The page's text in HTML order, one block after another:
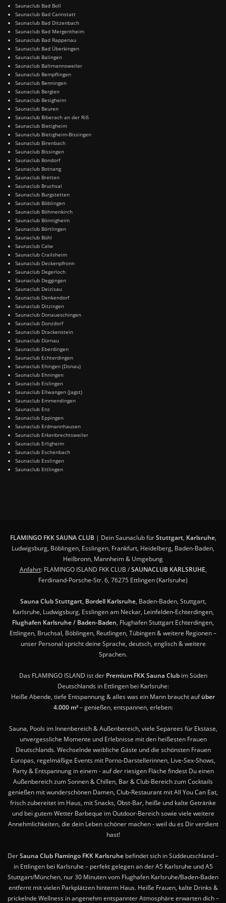
Saunaclub Bad Boll
Saunaclub Bad Cannstatt
Saunaclub Bad Ditzenbach
Saunaclub Bad Mergentheim
Saunaclub Bad Rappenau
Saunaclub Bad Überkingen
Saunaclub Balingen
Saunaclub Baltmannsweiler
Saunaclub Bempflingen
Saunaclub Benningen
Saunaclub Berglen
Saunaclub Besigheim
Saunaclub Beuren
Saunaclub Biberach an der Riß
Saunaclub Bietigheim
Saunaclub Bietigheim-Bissingen
Saunaclub Birenbach
Saunaclub Bissingen
Saunaclub Bondorf
Saunaclub Botnang
Saunaclub Bretten
Saunaclub Bruchsal
Saunaclub Burgstetten
Saunaclub Böblingen
Saunaclub Böhmenkirch
Saunaclub Bönnigheim
Saunaclub Börtlingen
Saunaclub Bühl
Saunaclub Calw
Saunaclub Crailsheim
Saunaclub Deckenpfronn
Saunaclub Degerloch
Saunaclub Deggingen
Saunaclub Deizisau
Saunaclub Denkendorf
Saunaclub Ditzingen
Saunaclub Donaueschingen
Saunaclub Donzdorf
Saunaclub Drackenstein
Saunaclub Dürnau
Saunaclub Eberdingen
Saunaclub Echterdingen
Saunaclub Ehingen (Donau)
Saunaclub Ehningen
Saunaclub Eislingen
Saunaclub Ellwangen (Jagst)
Saunaclub Emmendingen
Saunaclub Enz
Saunaclub Eppingen
Saunaclub Erdmannhausen
Saunaclub Erkenbrechtsweiler
Saunaclub Erligheim
Saunaclub Eschenbach
Saunaclub Esslingen
Saunaclub Ettlingen
FLAMINGO FKK SAUNA CLUB| Dein Saunaclub fürStuttgart, Karlsruhe,
Ludwigsburg, Böblingen, Esslingen, Frankfurt, Heidelberg, Baden-Baden,
Heilbronn, Mannheim & Umgebung
Anfahrt: FLAMINGO ISLAND FKK CLUB /SAUNACLUB KARLSRUHE,
Ferdinand-Porsche-Str. 6, 76275 Ettlingen (Karlsruhe)
Sauna Club Stuttgart, Bordell Karlsruhe, Baden-Baden, Stuttgart,
Karlsruhe, Ludwigsburg, Esslingen am Neckar, Leinfelden-Echterdingen,
Flughafen Karlsruhe / Baden-Baden, Flughafen Stuttgart Echterdingen,
Ettlingen, Bruchsal, Böblingen, Reutlingen, Tübingen & weitere Regionen –
unser Personal spricht deine Sprache, deutsch, englisch & weitere
Sprachen.
Das FLAMINGO ISLAND ist der Premium FKK Sauna Clubim Süden
Deutschlands in Ettlingen bei Karlsruhe:
Heiße Abende, tiefe Entspannung & alles was ein Mann braucht aufüber
4.000 m²– genießen, entspannen, erleben:
Sauna, Pools im Innenbereich & Außenbereich, viele Separees für Ekstase,
unvergessliche Momente und Erlebnisse mit den heißesten Frauen
Deutschlands. Wechselnde weibliche Gäste und die schönsten Frauen
Europas, regelmäßige Events mit Porno-Darstellerinnen, Live-Sex-Shows,
Party & Entspannung in einem - auf der riesigen Fläche findest Du einen
Außenbereich zum Sonnen & Chillen, Bar & Club-Bereich zum Cocktails
genießen mit wunderschönen Damen, Club-Restaurant mit All You Can Eat,
frisch zubereitet im Haus, mit Snacks, Obst-Bar, heiße und kalte Getränke
und bei gutem Wetter Barbeque im Outdoor-Bereich sowie viele weitere
Annehmlichkeiten, die dein Leben schöner machen - weil du es Dir verdient
hast!
DerSauna Club Flamingo FKK Karlsruhe befindet sich in Süddeutschland –
in Ettlingen bei Karlsruhe – perfekt gelegen an der A5 Karlsruhe und A5
Stuttgart/München, nur 30 Minuten vom Flughafen Karlsruhe/Baden-Baden
entfernt mit vielen Parkplätzen hinterm Haus. Heiße Frauen, kalte Drinks &
prickelnde Wellness in angenehm entspannter Atmosphäre erwarten dich –